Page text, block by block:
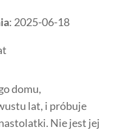
: 2025-06-18
domu,
lat, i próbuje
Nie jest jej